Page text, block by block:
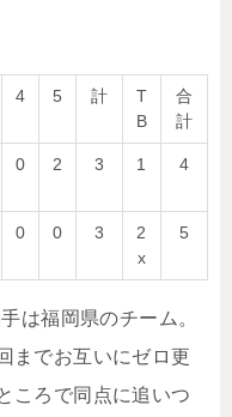
4 5 計
T
B
合
計
0 2 3 1 4
0 0 3
2
x
5
は福岡県のチーム。
までお互いにゼロ更
ころで同点に追いつ